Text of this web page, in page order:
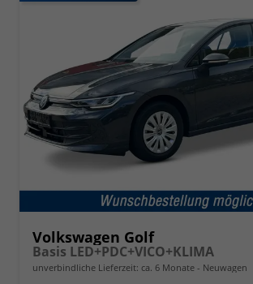
Volkswagen Golf
Basis LED+PDC+VICO+KLIMA
unverbindliche Lieferzeit: ca. 6 Monate Neuwagen